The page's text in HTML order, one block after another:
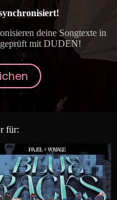
deine Songtexte in
geprüft mit DUDEN!
für: